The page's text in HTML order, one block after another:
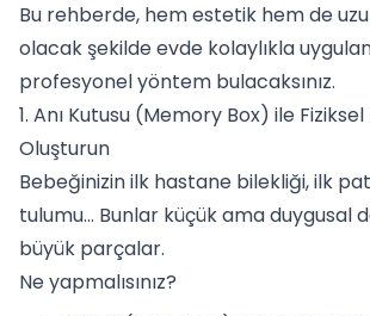
Bu rehberde, hem estetik hem de
olacak şekilde evde kolaylıkla
profesyonel yöntem bulacaksınız.
1. Anı Kutusu (Memory Box) ile Fiziksel
Oluşturun
Bebeğinizin ilk hastane bilekliği, ilk
tulumu… Bunlar küçük ama duygusal
büyük parçalar.
Ne yapmalısınız?